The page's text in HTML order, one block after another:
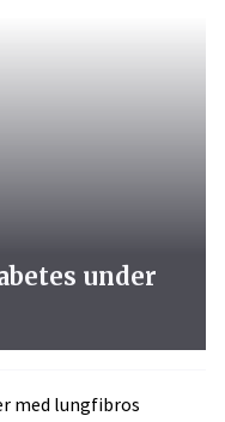
under